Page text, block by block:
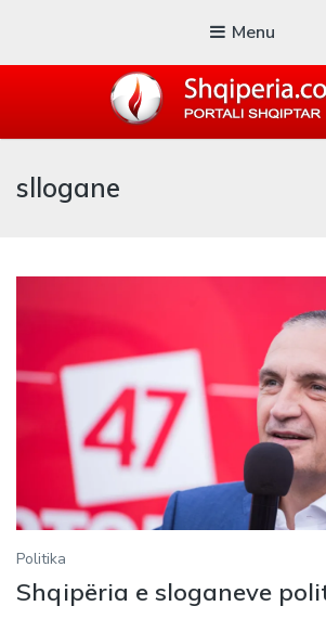
Menu
Blogu i ShqiperiaCom
sllogane
Politika
Shqipëria e sloganeve